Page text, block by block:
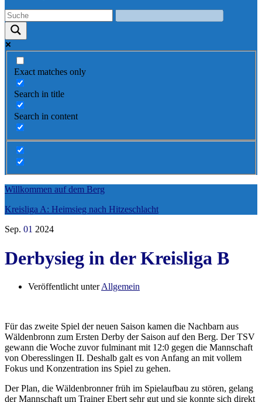
Exact matches only
Search in title
Search in content
Willkommen auf dem Berg
Kreisliga A: Heimsieg nach Hitzeschlacht
Sep. 01 2024
Derbysieg in der Kreisliga B
Veröffentlicht unterAllgemein
Für das zweite Spiel der neuen Saison kamen die Nachbarn aus
Wäldenbronn zum Ersten Derby der Saison auf den Berg. Der TSV
gewann die Woche zuvor fulminant mit 12:0 gegen die Mannschaft
von Oberesslingen II. Deshalb galt es von Anfang an mit vollem
Fokus und Konzentration ins Spiel zu gehen.
Der Plan, die Wäldenbronner früh im Spielaufbau zu stören, gelang
der Mannschaft um Trainer Ebert sehr gut und sie konnte sich direkt